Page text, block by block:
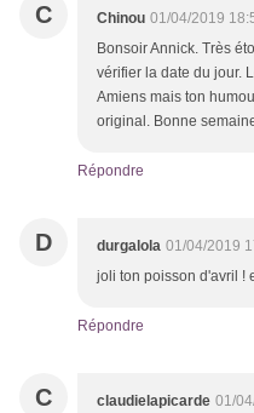
C Chinou 01/04/2019
Bonsoir Annick. Très
vérifier la date du jour.
Amiens mais ton
original. Bonne
Répondre
D durgalola 01/04/2019
joli ton poisson d'avril !
Répondre
C claudielapicarde 01/